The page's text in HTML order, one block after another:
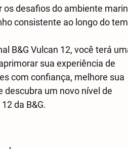
os desafios do ambiente
consistente ao longo do
B&G Vulcan 12, você terá
sua experiência de
com confiança, melhore sua
um novo nível de
da B&G.